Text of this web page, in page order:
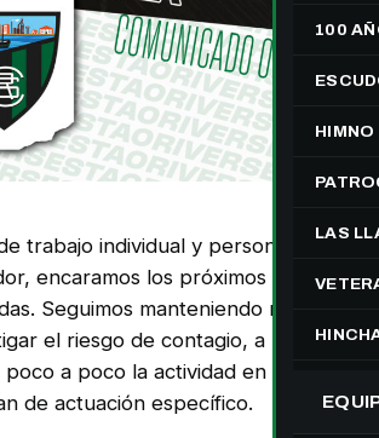
100
HIMNO
LAS
trabajo individual y personalizado
encaramos los próximos días con
Seguimos manteniendo nuestra
el riesgo de contagio, a la vez
a poco la actividad en grupo,
de actuación específico.